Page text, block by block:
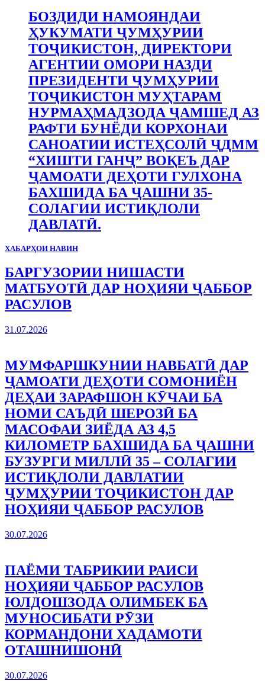
БОЗДИДИ НАМОЯНДАИ
ҲУКУМАТИ ҶУМҲУРИИ
ТОҶИКИСТОН, ДИРЕКТОРИ
АГЕНТИИ ОМОРИ НАЗДИ
ПРЕЗИДЕНТИ ҶУМҲУРИИ
ТОҶИКИСТОН МУҲТАРАМ
НУРМАҲМАДЗОДА ҶАМШЕД АЗ
РАФТИ БУНЁДИ КОРХОНАИ
САНОАТИИ ИСТЕҲСОЛӢ ҶДММ
“ХИШТИ ГАНҶ” ВОҚЕЪ ДАР
ҶАМОАТИ ДЕҲОТИ ГУЛХОНА
БАХШИДА БА ҶАШНИ 35-
СОЛАГИИ ИСТИҚЛОЛИ
ДАВЛАТӢ.
ХАБАРҲОИ НАВИН
БАРГУЗОРИИ НИШАСТИ
МАТБУОТӢ ДАР НОҲИЯИ ҶАББОР
РАСУЛОВ
31.07.2026
МУМФАРШКУНИИ НАВБАТӢ ДАР
ҶАМОАТИ ДЕҲОТИ СОМОНИЁН
ДЕҲАИ ЗАРАФШОН КӮЧАИ БА
НОМИ САЪДӢ ШЕРОЗӢ БА
МАСОФАИ ЗИЁДА АЗ 4,5
КИЛОМЕТР БАХШИДА БА ҶАШНИ
БУЗУРГИ МИЛЛӢ 35 – СОЛАГИИ
ИСТИҚЛОЛИ ДАВЛАТИИ
ҶУМҲУРИИ ТОҶИКИСТОН ДАР
НОҲИЯИ ҶАББОР РАСУЛОВ
30.07.2026
ПАЁМИ ТАБРИКИИ РАИСИ
НОҲИЯИ ҶАББОР РАСУЛОВ
ЮЛДОШЗОДА ОЛИМБЕК БА
МУНОСИБАТИ РӮЗИ
КОРМАНДОНИ ХАДАМОТИ
ОТАШНИШОНӢ
30.07.2026